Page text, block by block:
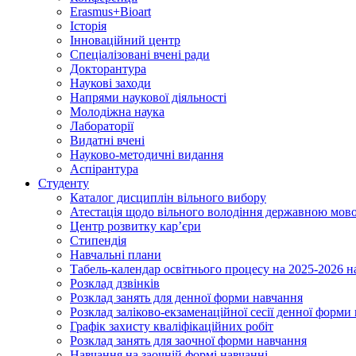
Erasmus+Bioart
Історія
Інноваційний центр
Спеціалізовані вчені ради
Докторантура
Наукові заходи
Напрями наукової діяльності
Молодіжна наука
Лабораторії
Видатні вчені
Науково-методичні видання
Аспірантура
Студенту
Каталог дисциплін вільного вибору
Атестація щодо вільного володіння державною
Центр розвитку кар’єри
Стипендія
Навчальні плани
Табель-календар освітнього процесу на 2025-2026
Розклад дзвінків
Розклад занять для денної форми навчання
Розклад заліково-екзаменаційної сесії денної
Графік захисту кваліфікаційних робіт
Розклад занять для заочної форми навчання